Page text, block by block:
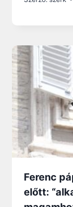
Ferenc
előtt: